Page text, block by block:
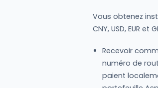
Vous obtenez
CNY, USD, EUR et
Recevoir
numéro de
paient